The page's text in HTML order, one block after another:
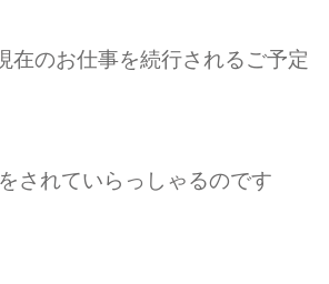
在のお仕事を続行されるご予定
されていらっしゃるのです